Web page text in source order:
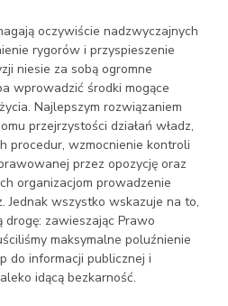
oczywiście nadzwyczajnych
rygorów i przyspieszenie
niesie za sobą ogromne
wprowadzić środki mogące
Najlepszym rozwiązaniem
przejrzystości działań władz,
procedur, wzmocnienie kontroli
przez opozycję oraz
organizacjom prowadzenie
Jednak wszystko wskazuje na to,
zawieszając Prawo
maksymalne poluźnienie
do informacji publicznej i
idącą bezkarność.